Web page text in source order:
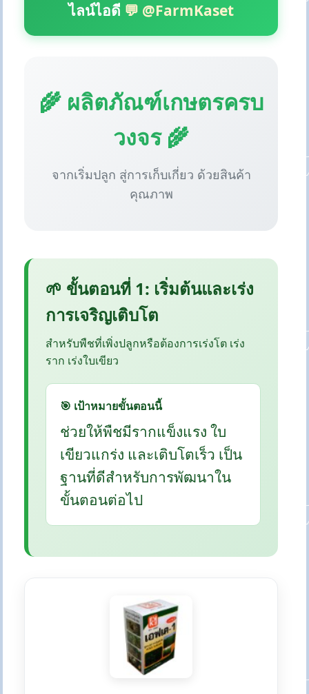
ไลน์ไอดี 💬 @FarmKaset
🌾 ผลิตภัณฑ์เกษตรครบ
วงจร 🌾
จากเริ่มปลูก สู่การเก็บเกี่ยว ด้วยสินค้า
คุณภาพ
🌱 ขั้นตอนที่ 1: เริ่มต้นและเร่ง
การเจริญเติบโต
สำหรับพืชที่เพิ่งปลูกหรือต้องการเร่งโต เร่ง
ราก เร่งใบเขียว
🎯 เป้าหมายขั้นตอนนี้
ช่วยให้พืชมีรากแข็งแรง ใบ
เขียวแกร่ง และเติบโตเร็ว เป็น
ฐานที่ดีสำหรับการพัฒนาใน
ขั้นตอนต่อไป